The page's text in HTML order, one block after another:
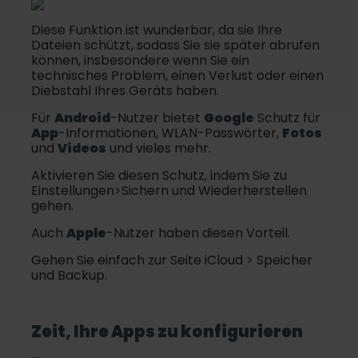
Diese Funktion ist wunderbar, da sie Ihre
Dateien schützt, sodass Sie sie später abrufen
können, insbesondere wenn Sie ein
technisches Problem, einen Verlust oder einen
Diebstahl Ihres Geräts haben.
Für Android-Nutzer bietet Google Schutz für
App-Informationen, WLAN-Passwörter, Fotos
und Videos und vieles mehr.
Aktivieren Sie diesen Schutz, indem Sie zu
Einstellungen>Sichern und Wiederherstellen
gehen.
Auch Apple-Nutzer haben diesen Vorteil.
Gehen Sie einfach zur Seite iCloud > Speicher
und Backup.
Zeit, IhreApps zu konfigurieren